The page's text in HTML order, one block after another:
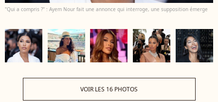
"Qui a compris ?" : Ayem Nour fait une annonce qui interroge, une supposition émerge
VOIR LES 16 PHOTOS